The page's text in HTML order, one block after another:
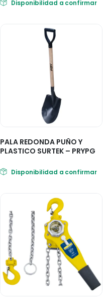
Disponibilidad a confirmar
PALA REDONDA PUÑO Y
PLASTICO SURTEK – PRYPG
Disponibilidad a confirmar